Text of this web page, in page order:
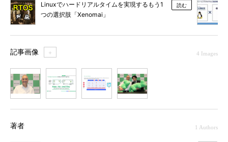
Linuxでハードリアルタイムを実現するもう1
つの選択肢「Xenomai」
読む
記事画像 ＋ 4 Images
著者 1 Authors